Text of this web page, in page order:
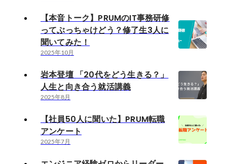
【本音トーク】PRUMのIT事務研修
ってぶっちゃけどう？修了生3人に
聞いてみた！
2025年10月
岩本登壇 「20代をどう生きる？」
人生と向き合う就活講義
2025年8月
【社員50人に聞いた】PRUM転職
アンケート
2025年7月